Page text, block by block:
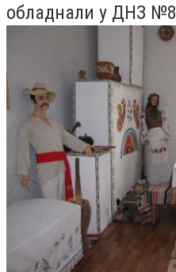
обладнали у ДНЗ №8